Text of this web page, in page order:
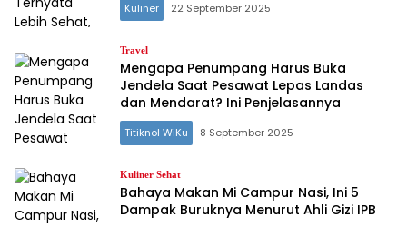
Kuliner 22 September 2025
Travel
Mengapa Penumpang Harus Buka
Jendela Saat Pesawat Lepas Landas
dan Mendarat? Ini Penjelasannya
Titiknol WiKu 8 September 2025
Kuliner Sehat
Bahaya Makan Mi Campur Nasi, Ini 5
Dampak Buruknya Menurut Ahli Gizi IPB